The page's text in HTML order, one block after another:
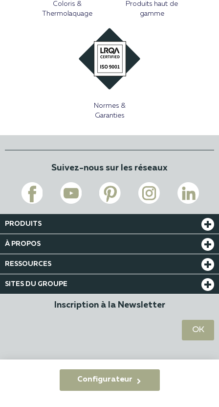
Coloris &
Thermolaquage
Produits haut de
gamme
Normes &
Garanties
Inscription à la Newsletter
Suivez-nous sur les réseaux
PRODUITS
À PROPOS
RESSOURCES
SITES DU GROUPE
Mentions légales Index RH
Configurateur